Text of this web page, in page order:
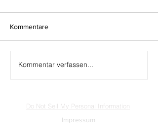
Kommentare
Kommentar verfassen...
Do Not Sell My Personal Information
Impressum